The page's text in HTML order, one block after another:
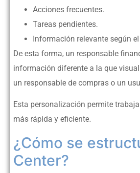
Acciones frecuentes.
Tareas pendientes.
Información relevante según
De esta forma, un responsable
información diferente a la que
un responsable de compras o un
Esta personalización permite
más rápida y eficiente.
¿Cómo se
Center?